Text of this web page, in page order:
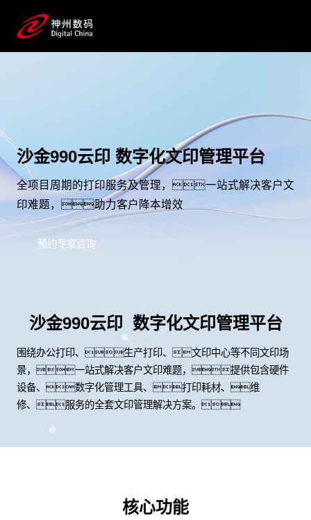
沙金990云印 数字化文印管理平台
全项目周期的打印服务及管理，一站式解决客户文
印难题，助力客户降本增效
预约专家咨询
沙金990云印 数字化文印管理平台
围绕办公打印、生产打印、文印中心等不同文印场
景，一站式解决客户文印难题，提供包含硬件
设备、数字化管理工具、打印耗材、维
修、服务的全套文印管理解决方案。
核心功能